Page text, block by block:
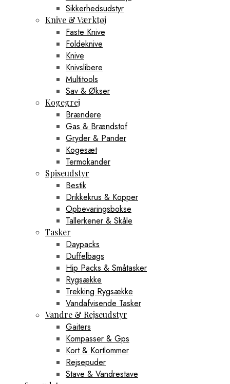
Sikkerhedsudstyr
Knive & Værktøj
Faste Knive
Foldeknive
Knive
Knivslibere
Multitools
Sav & Økser
Kogegrej
Brændere
Gas & Brændstof
Gryder & Pander
Kogesæt
Termokander
Spiseudstyr
Bestik
Drikkekrus & Kopper
Opbevaringsbokse
Tallerkener & Skåle
Tasker
Daypacks
Duffelbags
Hip Packs & Småtasker
Rygsække
Trekking Rygsække
Vandafvisende Tasker
Vandre & Rejseudstyr
Gaiters
Kompasser & Gps
Kort & Kortlommer
Rejsepuder
Stave & Vandrestave